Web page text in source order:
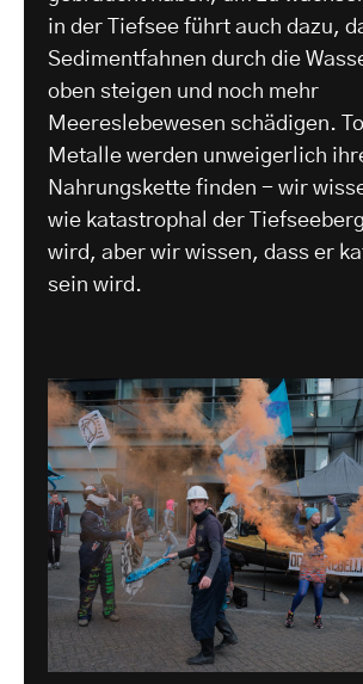
in der Tiefsee führt auch dazu,
Sedimentfahnen durch die
oben steigen und noch mehr
Meereslebewesen schädigen.
Metalle werden unweigerlich
Nahrungskette finden - wir
wie katastrophal der
wird, aber wir wissen, dass er
sein wird.